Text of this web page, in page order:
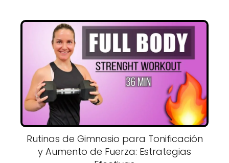
Rutinas de Gimnasio para Tonificación
y Aumento de Fuerza: Estrategias